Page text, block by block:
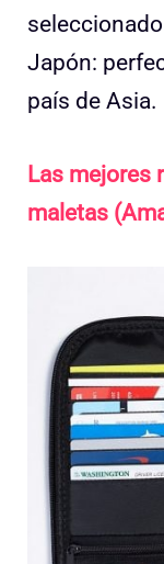
Japón:
país de Asia.
Las mejores
maletas